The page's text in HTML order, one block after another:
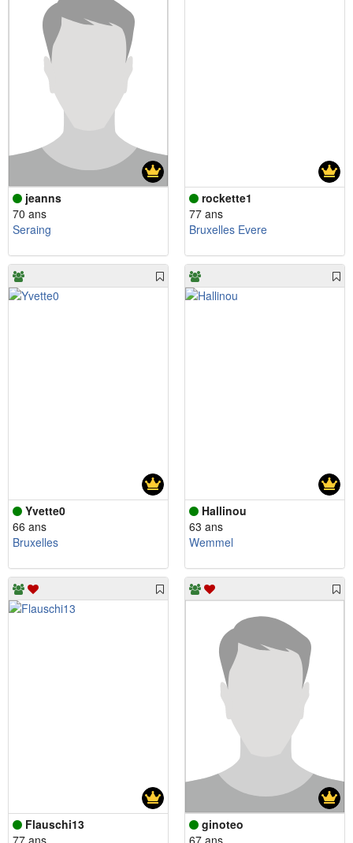
jeanns
70 ans
Seraing
rockette1
77 ans
Bruxelles Evere
Yvette0
66 ans
Bruxelles
Hallinou
63 ans
Wemmel
Flauschi13
77 ans
ginoteo
67 ans